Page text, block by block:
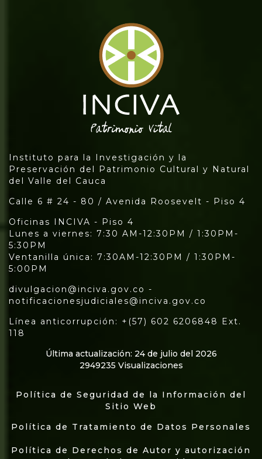
Instituto para la Investigación y la
Preservación del Patrimonio Cultural y Natural
del Valle del Cauca
Calle 6 # 24 - 80 / Avenida Roosevelt - Piso 4
Oficinas INCIVA - Piso 4
Lunes a viernes: 7:30 AM-12:30PM / 1:30PM-
5:30PM
Ventanilla única: 7:30AM-12:30PM / 1:30PM-
5:00PM
divulgacion@inciva.gov.co -
notificacionesjudiciales@inciva.gov.co
Línea anticorrupción: +(57) 602 6206848 Ext.
118
Última actualización: 24 de julio del 2026
2949235 Visualizaciones
Política de Seguridad de la Información del
Sitio Web
Política de Tratamiento de Datos Personales
Política de Derechos de Autor y autorización